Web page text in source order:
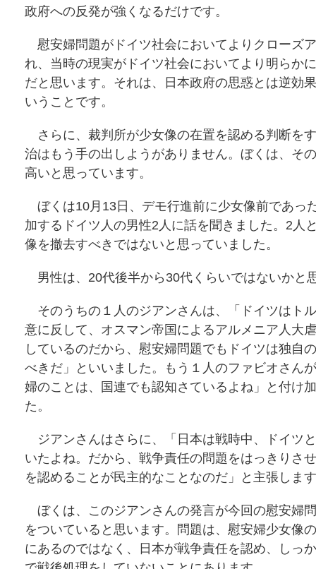
政府への反発が強くなるだけです。
慰安婦問題がドイツ社会においてよりクローズ
れ、当時の現実がドイツ社会においてより明らか
だと思います。それは、日本政府の思惑とは逆効
いうことです。
さらに、裁判所が少女像の在置を認める判断を
治はもう手の出しようがありません。ぼくは、そ
高いと思っています。
ぼくは10月13日、デモ行進前に少女像前であっ
加するドイツ人の男性2人に話を聞きました。2人
像を撤去すべきではないと思っていました。
男性は、20代後半から30代くらいではないかと
そのうちの１人のジアンさんは、「ドイツはト
意に反して、オスマン帝国によるアルメニア人大
しているのだから、慰安婦問題でもドイツは独自
べきだ」といいました。もう１人のファビオさん
婦のことは、国連でも認知さているよね」と付け
た。
ジアンさんはさらに、「日本は戦時中、ドイツ
いたよね。だから、戦争責任の問題をはっきりさ
を認めることが民主的なことなのだ」と主張しま
ぼくは、このジアンさんの発言が今回の慰安婦
をついていると思います。問題は、慰安婦少女像
にあるのではなく、日本が戦争責任を認め、しっ